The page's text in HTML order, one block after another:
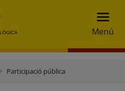
Menú
Participació pública